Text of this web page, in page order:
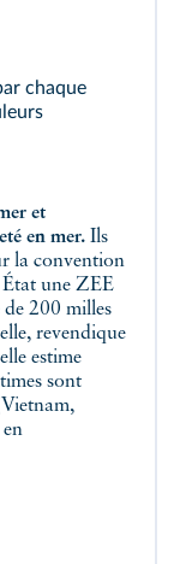
chaque
en mer.Ils
la convention
une ZEE
200 milles
revendique
estime
sont